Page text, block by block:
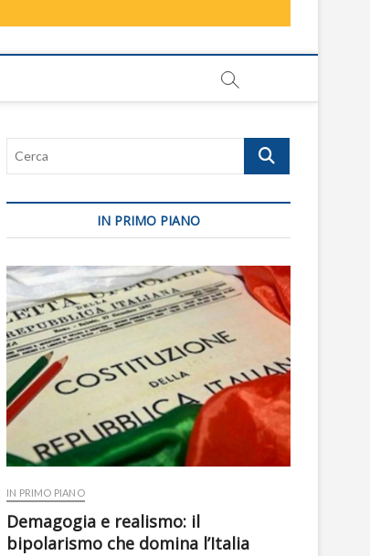
Cerca
IN PRIMO PIANO
IN PRIMO PIANO
Demagogia e realismo: il
bipolarismo che domina l’Italia